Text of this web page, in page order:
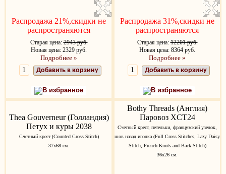
Распродажа 21%,скидки не
распространяются
Старая цена:2943 руб.
Новая цена: 2329 руб.
Подробнее »
Добавить в корзину
В избранное
Распродажа 31%,скидки не
распространяются
Старая цена:12201 руб.
Новая цена: 8364 руб.
Подробнее »
Добавить в корзину
В избранное
Thea Gouverneur (Голландия)
Петух и куры 2038
Счетный крест (Counted Cross Stitch)
37х68 см.
Bothy Threads (Англия)
Паровоз XCT24
Счетный крест, петельки, французский узелок,
шов назад иголка (Full Cross Stitches, Lazy Daisy
Stitch, French Knots and Back Stitch)
36х26 см.